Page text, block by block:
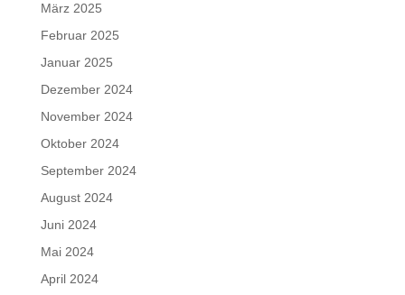
März 2025
Februar 2025
Januar 2025
Dezember 2024
November 2024
Oktober 2024
September 2024
August 2024
Juni 2024
Mai 2024
April 2024